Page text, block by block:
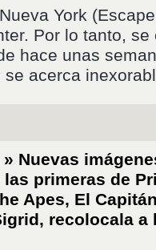
York
Por lo tanto,
hace unas
se acerca
Nuevas
primeras de
Apes, El
recolocala